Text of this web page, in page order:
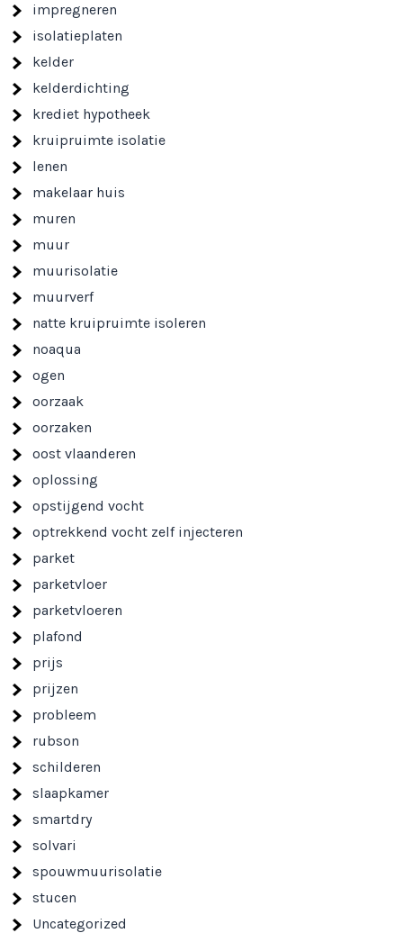
impregneren
isolatieplaten
kelder
kelderdichting
krediet hypotheek
kruipruimte isolatie
lenen
makelaar huis
muren
muur
muurisolatie
muurverf
natte kruipruimte isoleren
noaqua
ogen
oorzaak
oorzaken
oost vlaanderen
oplossing
opstijgend vocht
optrekkend vocht zelf injecteren
parket
parketvloer
parketvloeren
plafond
prijs
prijzen
probleem
rubson
schilderen
slaapkamer
smartdry
solvari
spouwmuurisolatie
stucen
Uncategorized